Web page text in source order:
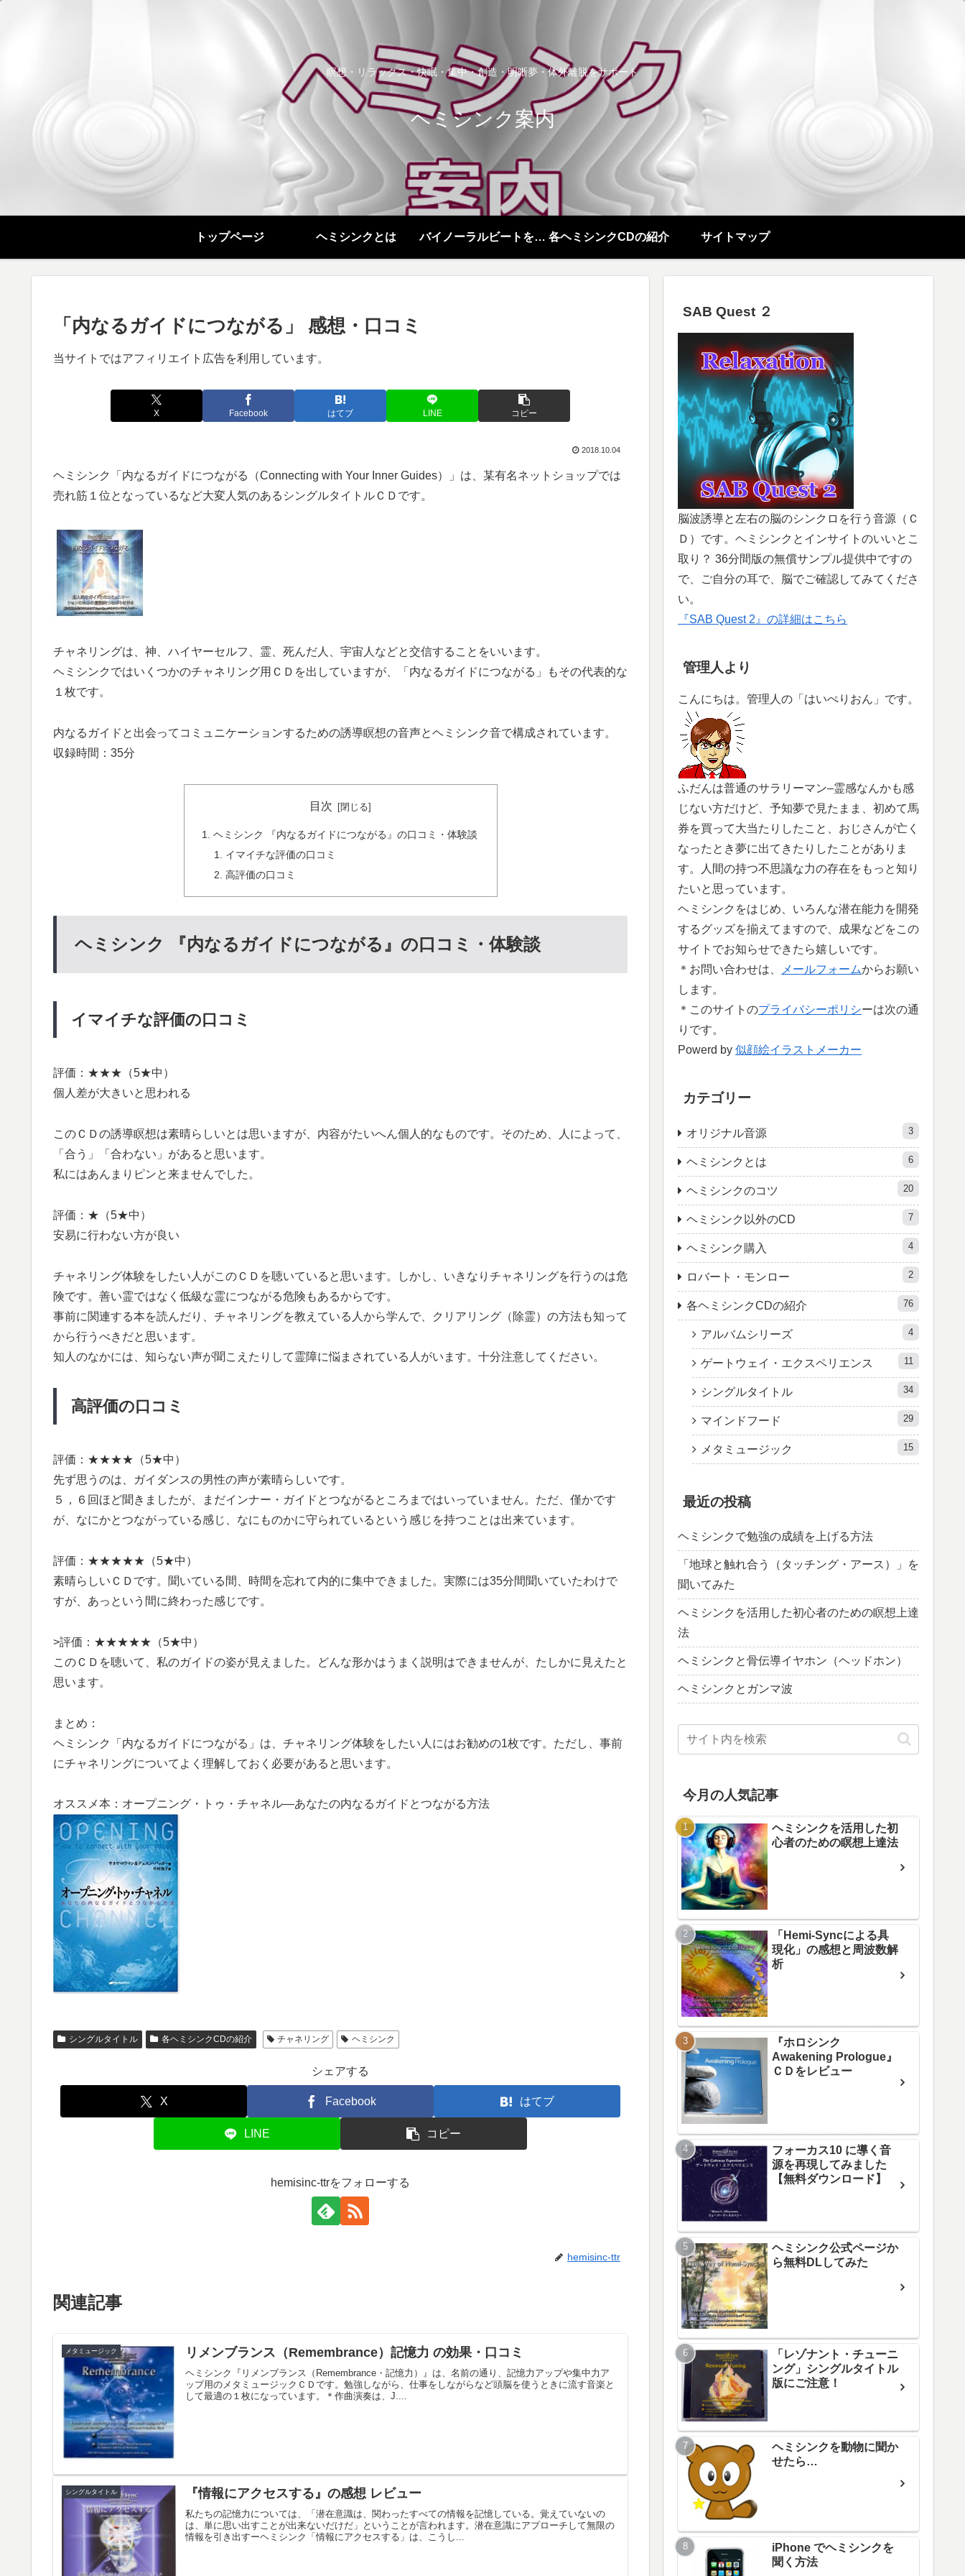
瞑想・リラックス・快眠・集中・創造・明晰夢・体外離脱をサポート
ヘミシンク案内
トップページ ヘミシンクとは バイノーラルビートを聞く 各ヘミシンクCDの紹介 サイトマップ
「内なるガイドにつながる」 感想・口コミ
当サイトではアフィリエイト広告を利用しています。
X Facebook はてブ LINE コピー
2018.10.04
ヘミシンク「内なるガイドにつながる（Connecting with Your Inner Guides）」は、某有名ネットショップでは
売れ筋１位となっているなど大変人気のあるシングルタイトルＣＤです。
チャネリングは、神、ハイヤーセルフ、霊、死んだ人、宇宙人などと交信することをいいます。
ヘミシンクではいくつかのチャネリング用ＣＤを出していますが、「内なるガイドにつながる」もその代表的な
１枚です。
内なるガイドと出会ってコミュニケーションするための誘導瞑想の音声とヘミシンク音で構成されています。
収録時間：35分
目次
ヘミシンク 『内なるガイドにつながる』の口コミ・体験談
イマイチな評価の口コミ
高評価の口コミ
ヘミシンク 『内なるガイドにつながる』の口コミ・体験談
イマイチな評価の口コミ
評価：★★★（5★中）
個人差が大きいと思われる
このＣＤの誘導瞑想は素晴らしいとは思いますが、内容がたいへん個人的なものです。そのため、人によって、
「合う」「合わない」があると思います。
私にはあんまりピンと来ませんでした。
評価：★（5★中）
安易に行わない方が良い
チャネリング体験をしたい人がこのＣＤを聴いていると思います。しかし、いきなりチャネリングを行うのは危
険です。善い霊ではなく低級な霊につながる危険もあるからです。
事前に関連する本を読んだり、チャネリングを教えている人から学んで、クリアリング（除霊）の方法も知って
から行うべきだと思います。
知人のなかには、知らない声が聞こえたりして霊障に悩まされている人がいます。十分注意してください。
高評価の口コミ
評価：★★★★（5★中）
先ず思うのは、ガイダンスの男性の声が素晴らしいです。
５，６回ほど聞きましたが、まだインナー・ガイドとつながるところまではいっていません。ただ、僅かです
が、なにかとつながっている感じ、なにものかに守られているという感じを持つことは出来ています。
評価：★★★★★（5★中）
素晴らしいＣＤです。聞いている間、時間を忘れて内的に集中できました。実際には35分間聞いていたわけで
すが、あっという間に終わった感じです。
>評価：★★★★★（5★中）
このＣＤを聴いて、私のガイドの姿が見えました。どんな形かはうまく説明はできませんが、たしかに見えたと
思います。
まとめ：
ヘミシンク「内なるガイドにつながる」は、チャネリング体験をしたい人にはお勧めの1枚です。ただし、事前
にチャネリングについてよく理解しておく必要があると思います。
オススメ本：オープニング・トゥ・チャネル―あなたの内なるガイドとつながる方法
シングルタイトル 各ヘミシンクCDの紹介 チャネリング ヘミシンク
シェアする
X Facebook はてブ
LINE コピー
hemisinc-ttrをフォローする
hemisinc-ttr
関連記事
メタミュージック リメンブランス（Remembrance）記憶力 の効果・口コミ
ヘミシンク『リメンブランス（Remembrance・記憶力）』は、名前の通り、記憶力アップや集中力ア
ップ用のメタミュージックＣＤです。勉強しながら、仕事をしながらなど頭脳を使うときに流す音楽と
して最適の１枚になっています。＊作曲演奏は、J....
シングルタイトル 『情報にアクセスする』の感想 レビュー
私たちの記憶力については、「潜在意識は、関わったすべての情報を記憶している。覚えていないの
は、単に思い出すことが出来ないだけだ」ということが言われます。潜在意識にアプローチして無限の
情報を引き出すーヘミシンク「情報にアクセスする」は、こうし...
SAB Quest ２
脳波誘導と左右の脳のシンクロを行う音源（Ｃ
Ｄ）です。ヘミシンクとインサイトのいいとこ
取り？ 36分間版の無償サンプル提供中ですの
で、ご自分の耳で、脳でご確認してみてくださ
い。
『SAB Quest 2』の詳細はこちら
管理人より
こんにちは。管理人の「はいぺりおん」です。
ふだんは普通のサラリーマン–霊感なんかも感
じない方だけど、予知夢で見たまま、初めて馬
券を買って大当たりしたこと、おじさんが亡く
なったとき夢に出てきたりしたことがありま
す。人間の持つ不思議な力の存在をもっと知り
たいと思っています。
ヘミシンクをはじめ、いろんな潜在能力を開発
するグッズを揃えてますので、成果などをこの
サイトでお知らせできたら嬉しいです。
＊お問い合わせは、
メールフォームからお願い
します。
＊このサイトのプライバシーポリシーは次の通
りです。
Powerd by 似顔絵イラストメーカー
カテゴリー
オリジナル音源 3
ヘミシンクとは 6
ヘミシンクのコツ 20
ヘミシンク以外のCD 7
ヘミシンク購入 4
ロバート・モンロー 2
各ヘミシンクCDの紹介 76
アルバムシリーズ 4
ゲートウェイ・エクスペリエンス 11
シングルタイトル 34
マインドフード 29
メタミュージック 15
最近の投稿
ヘミシンクで勉強の成績を上げる方法
「地球と触れ合う（タッチング・アース）」を
聞いてみた
ヘミシンクを活用した初心者のための瞑想上達
法
ヘミシンクと骨伝導イヤホン（ヘッドホン）
ヘミシンクとガンマ波
今月の人気記事
ヘミシンクを活用した初
心者のための瞑想上達法
「Hemi-Syncによる具
現化」の感想と周波数解
析
『ホロシンク
Awakening Prologue』
ＣＤをレビュー
フォーカス10 に導く音
源を再現してみました
【無料ダウンロード】
ヘミシンク公式ページか
ら無料DLしてみた
「レゾナント・チューニ
ング」シングルタイトル
版にご注意！
ヘミシンクを動物に聞か
せたら…
iPhone でヘミシンクを
聞く方法